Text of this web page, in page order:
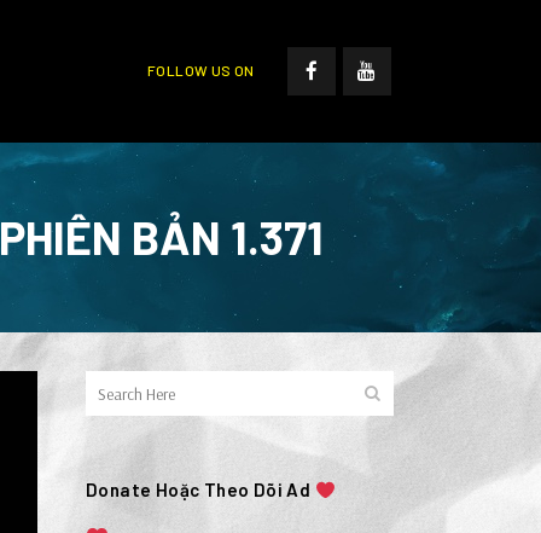
FOLLOW US ON
BẢN 1.371
Donate Hoặc Theo Dõi Ad